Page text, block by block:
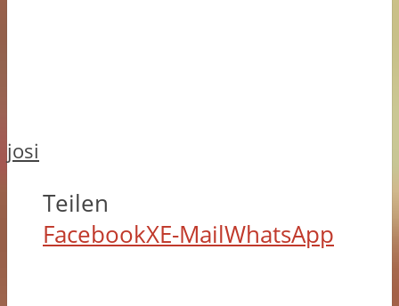
josi
Teilen
FacebookXE-MailWhatsApp